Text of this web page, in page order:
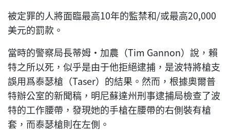
被定罪的人將面臨最高10年的監禁和/或最高20,000
美元的罰款。
當時的警察局長蒂姆·加農（Tim Gannon）說，賴
特之所以死，似乎是由于他拒絕逮捕，是波特將槍支
誤用爲泰瑟槍（Taser）的結果。然而，根據奧爾普
特辦公室的新聞稿，明尼蘇達州刑事逮捕局檢查了波
特的工作腰帶，發現她的手槍在腰帶的右側裝有槍
套，而泰瑟槍則在左側。